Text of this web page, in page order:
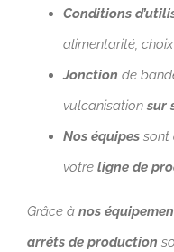
Conditions
alimentarité,
Jonction de
vulcanisation sur
Nos équipes sont
votre ligne de
Grâce à nos
arrêts de production